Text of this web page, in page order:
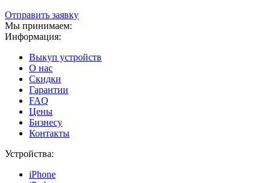
Отправить заявку
Мы принимаем:
Информация:
Выкуп устройств
О нас
Скидки
Гарантии
FAQ
Цены
Бизнесу
Контакты
Устройства:
iPhone